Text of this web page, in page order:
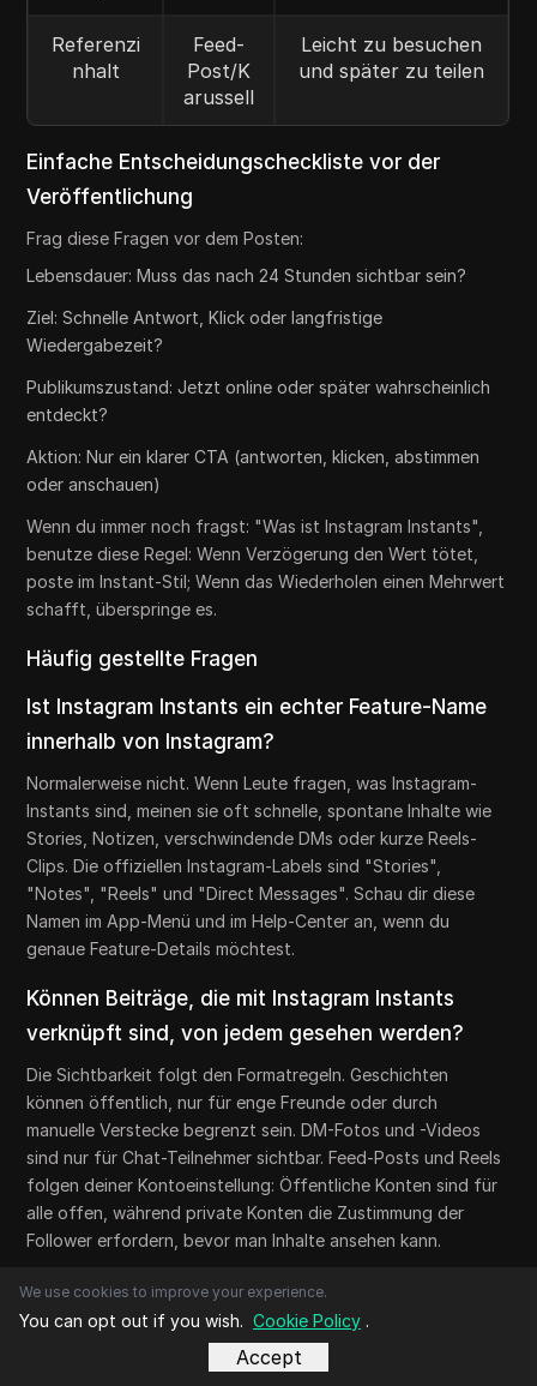
Referenzi
nhalt
Feed-
Post/K
arussell
Leicht zu besuchen
und später zu teilen
Einfache Entscheidungscheckliste vor der
Veröffentlichung
Frag diese Fragen vor dem Posten:
Lebensdauer: Muss das nach 24 Stunden sichtbar sein?
Ziel: Schnelle Antwort, Klick oder langfristige
Wiedergabezeit?
Publikumszustand: Jetzt online oder später wahrscheinlich
entdeckt?
Aktion: Nur ein klarer CTA (antworten, klicken, abstimmen
oder anschauen)
Wenn du immer noch fragst: "Was ist Instagram Instants",
benutze diese Regel: Wenn Verzögerung den Wert tötet,
poste im Instant-Stil; Wenn das Wiederholen einen Mehrwert
schafft, überspringe es.
Häufig gestellte Fragen
Ist Instagram Instants ein echter Feature-Name
innerhalb von Instagram?
Normalerweise nicht. Wenn Leute fragen, was Instagram-
Instants sind, meinen sie oft schnelle, spontane Inhalte wie
Stories, Notizen, verschwindende DMs oder kurze Reels-
Clips. Die offiziellen Instagram-Labels sind "Stories",
"Notes", "Reels" und "Direct Messages". Schau dir diese
Namen im App-Menü und im Help-Center an, wenn du
genaue Feature-Details möchtest.
Können Beiträge, die mit Instagram Instants
verknüpft sind, von jedem gesehen werden?
Die Sichtbarkeit folgt den Formatregeln. Geschichten
können öffentlich, nur für enge Freunde oder durch
manuelle Verstecke begrenzt sein. DM-Fotos und -Videos
sind nur für Chat-Teilnehmer sichtbar. Feed-Posts und Reels
folgen deiner Kontoeinstellung: Öffentliche Konten sind für
alle offen, während private Konten die Zustimmung der
Follower erfordern, bevor man Inhalte ansehen kann.
Verschwinden Instagram-Instant-like-Posts
automatisch?
Einige Formate verschwinden absichtlich. Geschichten
We use cookies to improve your experience.
You can opt out if you wish. Cookie Policy .
Accept